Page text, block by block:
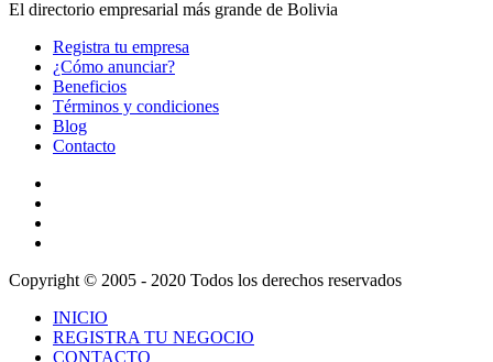
El directorio empresarial más grande de Bolivia
Registra tu empresa
¿Cómo anunciar?
Beneficios
Términos y condiciones
Blog
Contacto
Copyright © 2005 - 2020 Todos los derechos reservados
INICIO
REGISTRA TU NEGOCIO
CONTACTO